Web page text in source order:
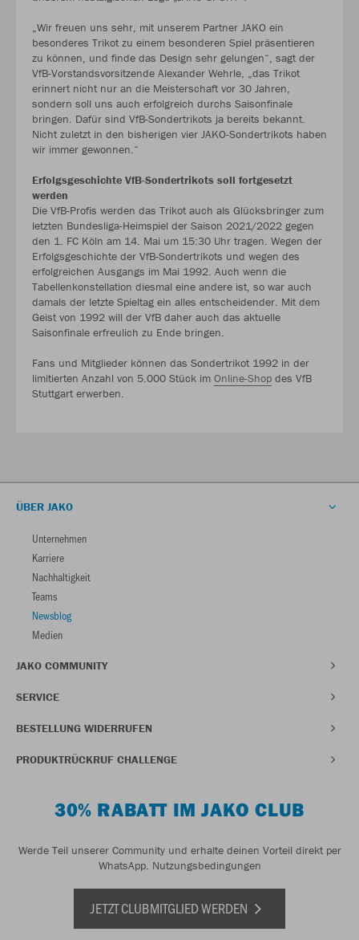
„Wir freuen uns sehr, mit unserem Partner JAKO ein
besonderes Trikot zu einem besonderen Spiel präsentieren
zu können, und finde das Design sehr gelungen“, sagt der
VfB-Vorstandsvorsitzende Alexander Wehrle, „das Trikot
erinnert nicht nur an die Meisterschaft vor 30 Jahren,
sondern soll uns auch erfolgreich durchs Saisonfinale
bringen. Dafür sind VfB-Sondertrikots ja bereits bekannt.
Nicht zuletzt in den bisherigen vier JAKO-Sondertrikots haben
wir immer gewonnen.“
Erfolgsgeschichte VfB-Sondertrikots soll fortgesetzt
werden
Die VfB-Profis werden das Trikot auch als Glücksbringer zum
letzten Bundesliga-Heimspiel der Saison 2021/2022 gegen
den 1. FC Köln am 14. Mai um 15:30 Uhr tragen. Wegen der
Erfolgsgeschichte der VfB-Sondertrikots und wegen des
erfolgreichen Ausgangs im Mai 1992. Auch wenn die
Tabellenkonstellation diesmal eine andere ist, so war auch
damals der letzte Spieltag ein alles entscheidender. Mit dem
Geist von 1992 will der VfB daher auch das aktuelle
Saisonfinale erfreulich zu Ende bringen.
Fans und Mitglieder können das Sondertrikot 1992 in der
limitierten Anzahl von 5.000 Stück im Online-Shop des VfB
Stuttgart erwerben.
ÜBER JAKO
Unternehmen
Karriere
Nachhaltigkeit
Teams
Newsblog
Medien
JAKO COMMUNITY
SERVICE
BESTELLUNG WIDERRUFEN
PRODUKTRÜCKRUF CHALLENGE
30% RABATT IM JAKO CLUB
Werde Teil unserer Community und erhalte deinen Vorteil direkt per
WhatsApp. Nutzungsbedingungen
JETZT CLUBMITGLIED WERDEN